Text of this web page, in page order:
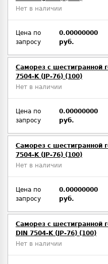
Нет в наличии
Цена по
запросу
0.00000000
руб.
Саморез с шестигранной
7504-K (JP-76) (100)
Нет в наличии
Цена по
запросу
0.00000000
руб.
Саморез с шестигранной
7504-K (JP-76) (100)
Нет в наличии
Цена по
запросу
0.00000000
руб.
Саморез с шестигранной
DIN 7504-K (JP-76) (100)
Нет в наличии